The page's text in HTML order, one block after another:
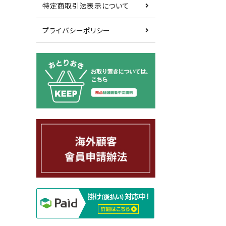
特定商取引法表示について
プライバシーポリシー